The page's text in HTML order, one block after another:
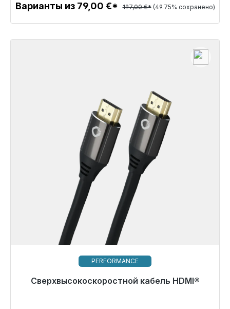
Детали
Варианты из 79,00 €* 197,00 €* (49.75% сохранено)
PERFORMANCE
Сверхвысокоскоростной кабель HDMI®
Готовы к немедленной отправке, срок поставки